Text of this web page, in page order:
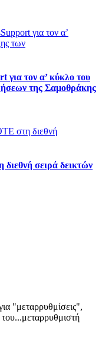
για τον α’ κύκλο του
της Σαμοθράκης
διεθνή σειρά δεικτών
"μεταρρυθμίσεις",